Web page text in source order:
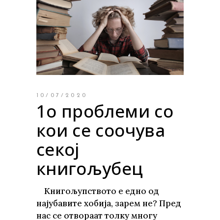
10/07/2020
1о проблеми со
кои се соочува
секој
книгољубец
Книгољупството е едно од
најубавите хобија, зарем не? Пред
нас се отвораат толку многу